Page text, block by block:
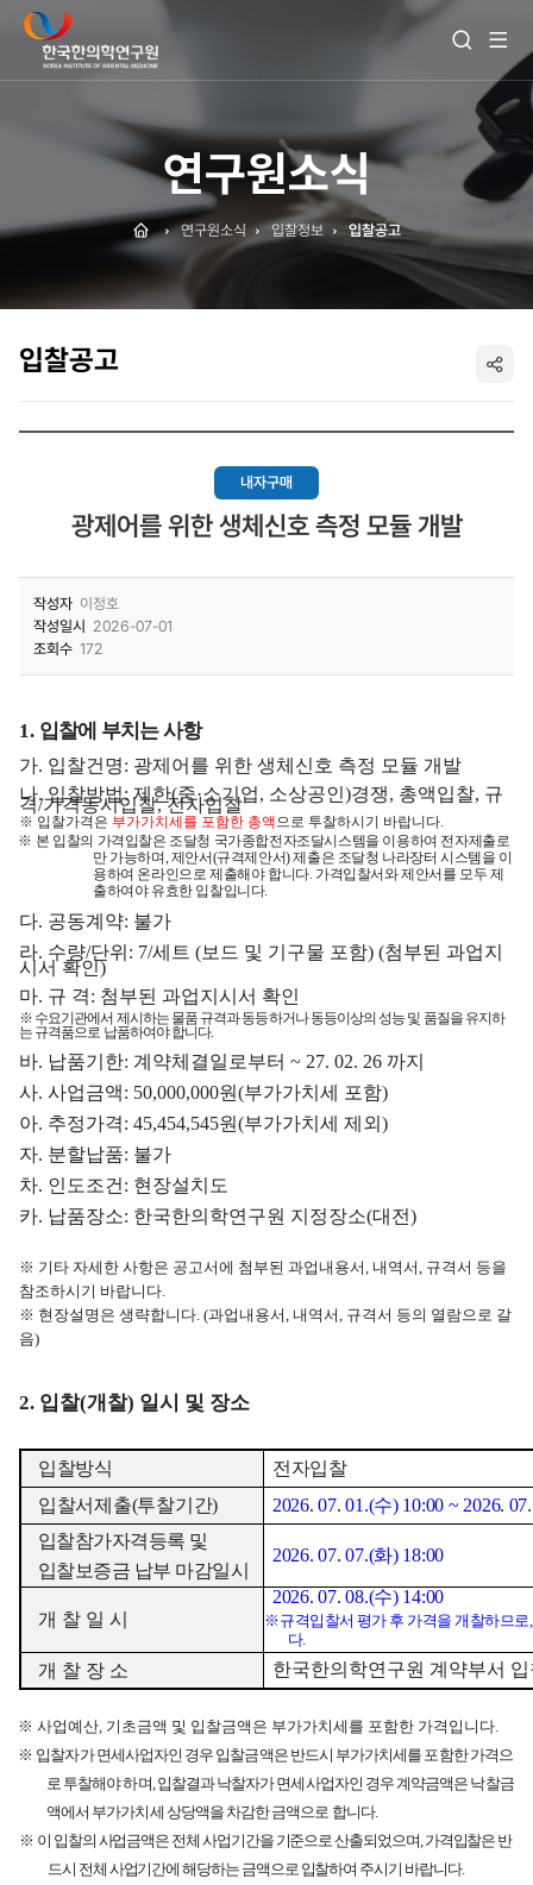
열
기
메
보
연구원소식
입찰공고
Home연구원소식 입찰정보 입찰공고
공
내자구매
광제어를 위한 생체신호 측정 모듈 개발
작성자 이정호
작성일시
2026-07-01
조회수 172
1. 입찰에 부치는 사항
가. 입찰건명: 광제어를 위한 생체신호 측정 모듈 개발
나.입찰방법: 제한(중·소기업, 소상공인)경쟁, 총액입찰, 규
격/가격동시입찰,전자입찰
※ 입찰가격은 부가가치세를 포함한 총액으로 투찰하시기 바랍니다.
※ 본 입찰의 가격입찰은 조달청 국가종합전자조달시스템을 이용하여 전자제출로
만 가능하며, 제안서(규격제안서)제출은 조달청 나라장터 시스템을 이
용하여 온라인으로 제출해야 합니다. 가격입찰서와 제안서를 모두 제
출하여야 유효한 입찰입니다.
다. 공동계약: 불가
라. 수량/단위 : 7/세트 (보드 및 기구물 포함) (첨부된 과업지
시서 확인)
마. 규 격: 첨부된 과업지시서 확인
※ 수요기관에서 제시하는 물품 규격과 동등하거나 동등이상의 성능 및 품질을 유지하
는 규격품으로 납품하여야 합니다.
바. 납품기한: 계약체결일로부터 ~ 27. 02. 26 까지
사. 사업금액: 50,000,000원(부가가치세 포함)
아. 추정가격: 45,454,545원(부가가치세 제외 )
자. 분할납품: 불가
차. 인도조건 : 현장설치도
카. 납품장소: 한국한의학연구원 지정장소(대전)
※ 기타 자세한 사항은 공고서에 첨부된 과업내용서 , 내역서 , 규격서 등을
참조하시기 바랍니다.
※ 현장설명은 생략합니다. (과업내용서 , 내역서 , 규격서 등의 열람으로 갈
음)
2. 입찰(개찰) 일시 및 장소
입찰방식
전자입찰
입찰서제출(투찰기간) 2026. 07. 01.(수) 10:00 ~ 2026.
입찰참가자격등록 및
입찰보증금 납부 마감일시
2026. 07. 07.(화) 18:00
개 찰 일 시
2026. 07. 08.(수) 14:00
※ 규격입찰서 평가 후 가격을 개찰하므로
다.
개 찰 장 소 한국한의학연구원 계약부서
※사업예산, 기초금액 및 입찰금액은 부가가치세를 포함한 가격입니다.
※ 입찰자가 면세사업자인 경우 입찰금액은 반드시 부가가치세를 포함한 가격으
로 투찰해야 하며,입찰결과 낙찰자가 면세사업자인 경우 계약금액은 낙찰금
액에서 부가가치세 상당액을 차감한 금액으로 합니다.
※ 이 입찰의 사업금액은 전체 사업기간을 기준으로 산출되었으며,가격입찰은 반
드시 전체 사업기간에 해당하는 금액으로 입찰하여 주시기 바랍니다.